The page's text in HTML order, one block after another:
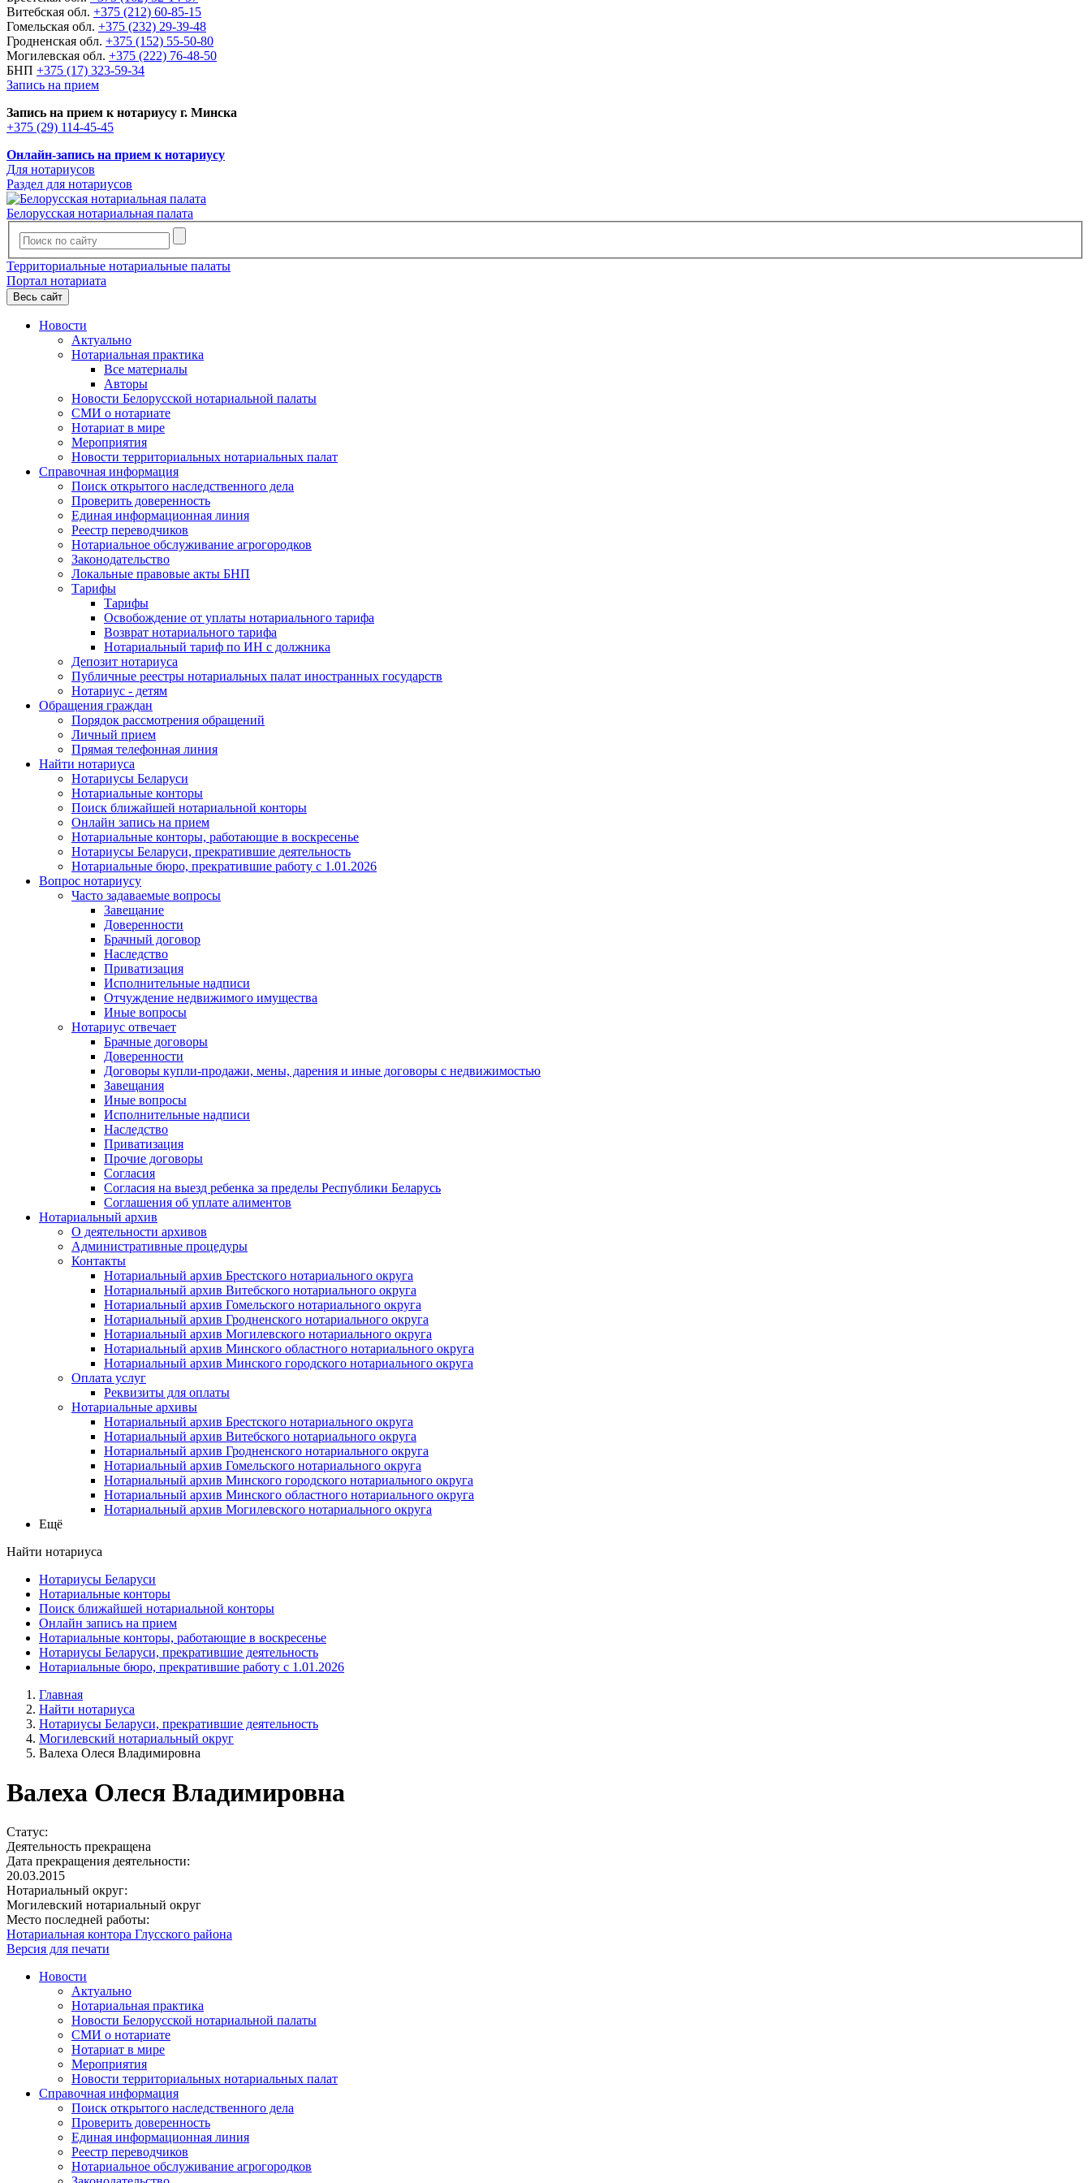
Витебская обл. +375 (212) 60-85-15
Гомельская обл. +375 (232) 29-39-48
Гродненская обл. +375 (152) 55-50-80
Могилевская обл. +375 (222) 76-48-50
БНП +375 (17) 323-59-34
Запись на прием
Запись на прием к нотариусу г. Минска
+375 (29) 114-45-45
Онлайн-запись на прием к нотариусу
Для нотариусов
Раздел для нотариусов
Белорусская нотариальная палата
Территориальные нотариальные палаты
Портал нотариата
Весь сайт
Новости
Актуально
Нотариальная практика
Все материалы
Авторы
Новости Белорусской нотариальной палаты
СМИ о нотариате
Нотариат в мире
Мероприятия
Новости территориальных нотариальных палат
Справочная информация
Поиск открытого наследственного дела
Проверить доверенность
Единая информационная линия
Реестр переводчиков
Нотариальное обслуживание агрогородков
Законодательство
Локальные правовые акты БНП
Тарифы
Тарифы
Освобождение от уплаты нотариального тарифа
Возврат нотариального тарифа
Нотариальный тариф по ИН с должника
Депозит нотариуса
Публичные реестры нотариальных палат иностранных государств
Нотариус - детям
Обращения граждан
Порядок рассмотрения обращений
Личный прием
Прямая телефонная линия
Найти нотариуса
Нотариусы Беларуси
Нотариальные конторы
Поиск ближайшей нотариальной конторы
Онлайн запись на прием
Нотариальные конторы, работающие в воскресенье
Нотариусы Беларуси, прекратившие деятельность
Нотариальные бюро, прекратившие работу с 1.01.2026
Вопрос нотариусу
Часто задаваемые вопросы
Завещание
Доверенности
Брачный договор
Наследство
Приватизация
Исполнительные надписи
Отчуждение недвижимого имущества
Иные вопросы
Нотариус отвечает
Брачные договоры
Доверенности
Договоры купли-продажи, мены, дарения и иные договоры с недвижимостью
Завещания
Иные вопросы
Исполнительные надписи
Наследство
Приватизация
Прочие договоры
Согласия
Согласия на выезд ребенка за пределы Республики Беларусь
Соглашения об уплате алиментов
Нотариальный архив
О деятельности архивов
Административные процедуры
Контакты
Нотариальный архив Брестского нотариального округа
Нотариальный архив Витебского нотариального округа
Нотариальный архив Гомельского нотариального округа
Нотариальный архив Гродненского нотариального округа
Нотариальный архив Могилевского нотариального округа
Нотариальный архив Минского областного нотариального округа
Нотариальный архив Минского городского нотариального округа
Оплата услуг
Реквизиты для оплаты
Нотариальные архивы
Нотариальный архив Брестского нотариального округа
Нотариальный архив Витебского нотариального округа
Нотариальный архив Гродненского нотариального округа
Нотариальный архив Гомельского нотариального округа
Нотариальный архив Минского городского нотариального округа
Нотариальный архив Минского областного нотариального округа
Нотариальный архив Могилевского нотариального округа
Ещё
Найти нотариуса
Нотариусы Беларуси
Нотариальные конторы
Поиск ближайшей нотариальной конторы
Онлайн запись на прием
Нотариальные конторы, работающие в воскресенье
Нотариусы Беларуси, прекратившие деятельность
Нотариальные бюро, прекратившие работу с 1.01.2026
Главная
Найти нотариуса
Нотариусы Беларуси, прекратившие деятельность
Могилевский нотариальный округ
Валеха Олеся Владимировна
Валеха Олеся Владимировна
Статус:
Деятельность прекращена
Дата прекращения деятельности:
20.03.2015
Нотариальный округ:
Могилевский нотариальный округ
Место последней работы:
Нотариальная контора Глусского района
Версия для печати
Новости
Актуально
Нотариальная практика
Новости Белорусской нотариальной палаты
СМИ о нотариате
Нотариат в мире
Мероприятия
Новости территориальных нотариальных палат
Справочная информация
Поиск открытого наследственного дела
Проверить доверенность
Единая информационная линия
Реестр переводчиков
Нотариальное обслуживание агрогородков